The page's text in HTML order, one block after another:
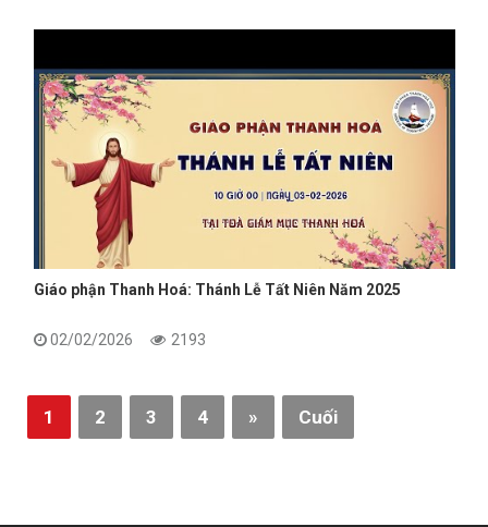
Giáo phận Thanh Hoá: Thánh Lễ Tất Niên Năm 2025
02/02/2026 2193
1 2 3 4 » Cuối